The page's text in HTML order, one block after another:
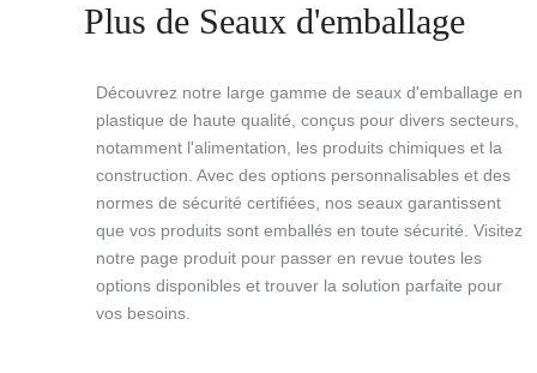
Plus de Seaux d'emballage
Découvrez notre large gamme de seaux d'emballage en
plastique de haute qualité, conçus pour divers secteurs,
notamment l'alimentation, les produits chimiques et la
construction. Avec des options personnalisables et des
normes de sécurité certifiées, nos seaux garantissent
que vos produits sont emballés en toute sécurité. Visitez
notre page produit pour passer en revue toutes les
options disponibles et trouver la solution parfaite pour
vos besoins.